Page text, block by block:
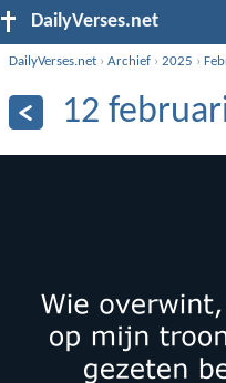
DailyVerses.net
DailyVerses.net ›Archief ›2025 ›
12